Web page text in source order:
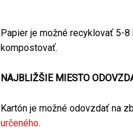
Papier je možné recyklovať 5-8
kompostovať.
NAJBLIŽŠIE MIESTO
Kartón je možné odovzdať na
určeného.